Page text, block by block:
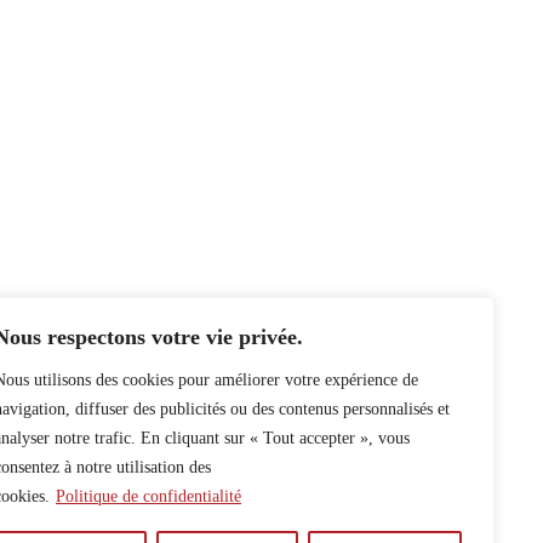
respectons votre vie privée.
utilisons des cookies pour améliorer votre expérience de
diffuser des publicités ou des contenus personnalisés et
notre trafic. En cliquant sur « Tout accepter », vous
à notre utilisation des
Politique de confidentialité